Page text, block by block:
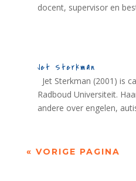
docent, supervisor en
Jet Sterkman
Jet Sterkman (2001) is
Radboud Universiteit.
andere over engelen,
« VORIGE PAGINA